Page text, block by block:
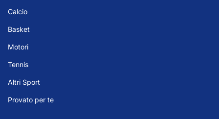
Calcio
Basket
Motori
Tennis
Altri Sport
Provato per te